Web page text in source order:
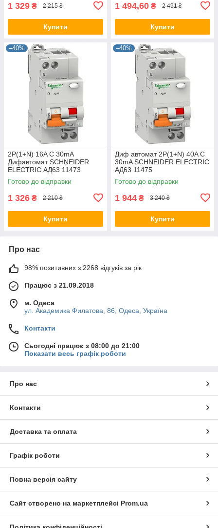
1 329 ₴ 2 215 ₴
Купити
1 494,60 ₴ 2 491 ₴
Купити
–40%
2P(1+N) 16A C 30mA
Дифавтомат SCHNEIDER
ELECTRIC АД63 11473
Дифференциальный
автоматический выключатель
Готово до відправки
1 326 ₴ 2 210 ₴
Купити
–40%
Диф автомат 2P(1+N) 40A C
30mA SCHNEIDER ELECTRIC
АД63 11475
Дифференциальный
автоматический выключатель
Готово до відправки
1 944 ₴ 3 240 ₴
Купити
Про нас
98% позитивних з 2268 відгуків за рік
Працює з 21.09.2018
м. Одеса
ул. Академика Филатова, 86, Одеса, Україна
Контакти
Сьогодні працює з 08:00 до 21:00
Показати весь графік роботи
Про нас
Контакти
Доставка та оплата
Графік роботи
Повна версія сайту
Сайт створено на маркетплейсі Prom.ua